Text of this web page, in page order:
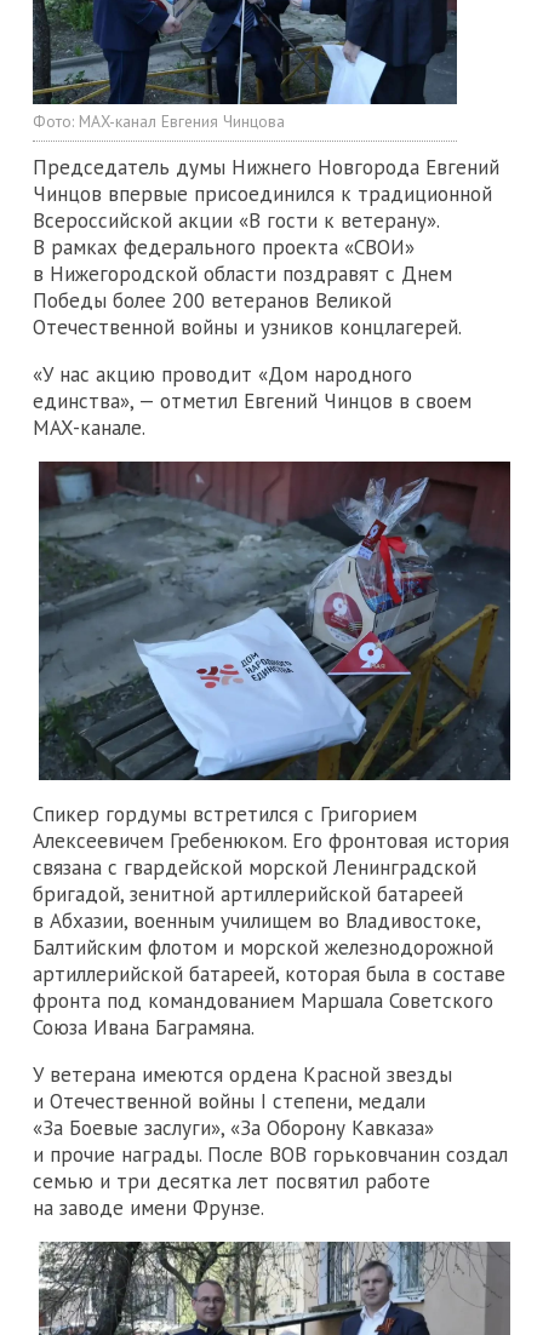
Фото: MAX-канал Евгения Чинцова
Председатель думы Нижнего Новгорода Евгений
Чинцов впервые присоединился к традиционной
Всероссийской акции «В гости к ветерану».
В рамках федерального проекта «СВОИ»
в Нижегородской области поздравят с Днем
Победы более 200 ветеранов Великой
Отечественной войны и узников концлагерей.
«У нас акцию проводит «Дом народного
единства», — отметил Евгений Чинцов в своем
MAX-канале.
Спикер гордумы встретился с Григорием
Алексеевичем Гребенюком. Его фронтовая история
связана с гвардейской морской Ленинградской
бригадой, зенитной артиллерийской батареей
в Абхазии, военным училищем во Владивостоке,
Балтийским флотом и морской железнодорожной
артиллерийской батареей, которая была в составе
фронта под командованием Маршала Советского
Союза Ивана Баграмяна.
У ветерана имеются ордена Красной звезды
и Отечественной войны I степени, медали
«За Боевые заслуги», «За Оборону Кавказа»
и прочие награды. После ВОВ горьковчанин создал
семью и три десятка лет посвятил работе
на заводе имени Фрунзе.